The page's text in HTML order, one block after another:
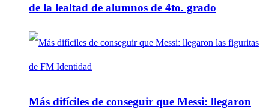
de la lealtad de alumnos de 4to. grado
Más difíciles de conseguir que Messi: llegaron